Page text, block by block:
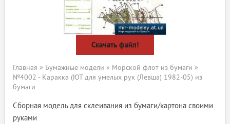
Скачать файл!
Главная » Бумажные модели » Морской флот из бумаги »
№4002 - Каракка (ЮТ для умелых рук (Левша) 1982-05) из
бумаги
Сборная модель для склеивания из бумаги/картона своими
руками